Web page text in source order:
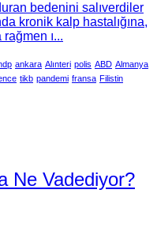
bedenini salıverdiler
kronik kalp hastalığına,
ı...
ankara Alınteri polis ABD Almanya
tikb pandemi fransa Filistin
Ne Vadediyor?